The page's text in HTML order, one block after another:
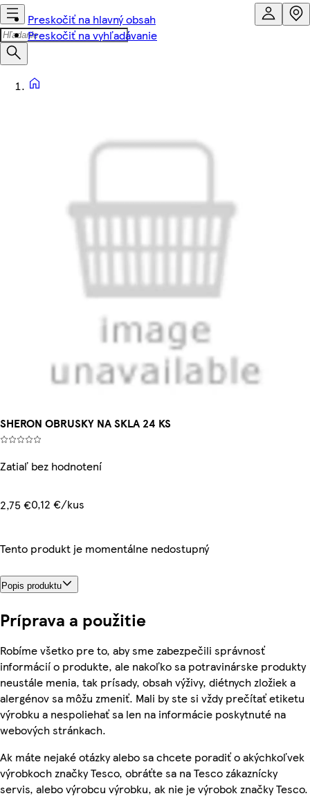
Preskočiť na hlavný obsah
Preskočiť na vyhľadávanie
SHERON OBRUSKY NA SKLA 24 KS
Zatiaľ bez hodnotení
2,75 €0,12 €/kus
Tento produkt je momentálne nedostupný
Popis produktu
Príprava a použitie
Robíme všetko pre to, aby sme zabezpečili správnosť
informácií o produkte, ale nakoľko sa potravinárske produkty
neustále menia, tak prísady, obsah výživy, diétnych zložiek a
alergénov sa môžu zmeniť. Mali by ste si vždy prečítať etiketu
výrobku a nespoliehať sa len na informácie poskytnuté na
webových stránkach.
Ak máte nejaké otázky alebo sa chcete poradiť o akýchkoľvek
výrobkoch značky Tesco, obráťte sa na Tesco zákaznícky
servis, alebo výrobcu výrobku, ak nie je výrobok značky Tesco.